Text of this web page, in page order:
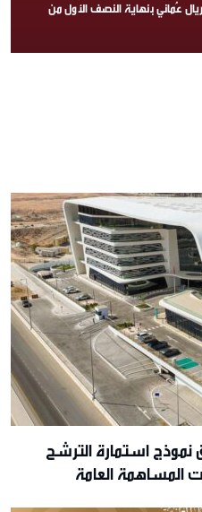
تبلغ 6.9 مليار ريال عُماني بنهاية النصف الأول من
نموذج استمارة الترشح
المساهمة العامة